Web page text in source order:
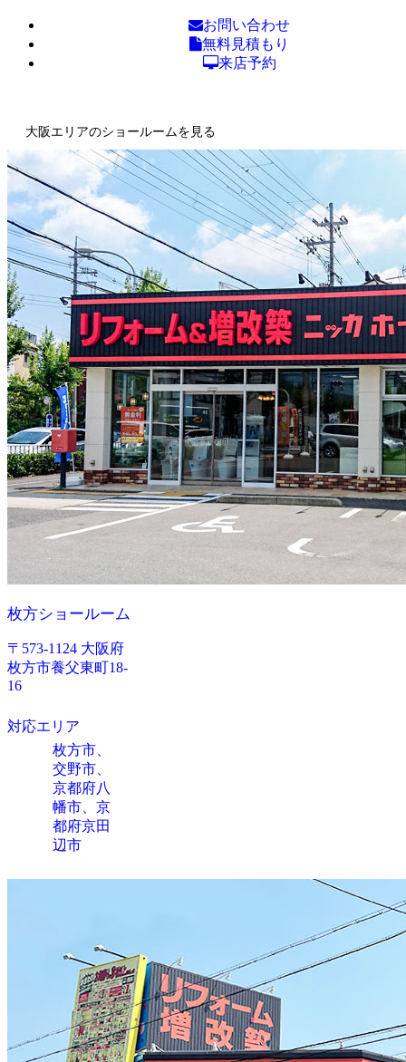
お問い合わせ
無料見積もり
来店予約
大阪エリアのショールームを見る
枚方ショールーム
〒573-1124 大阪府
枚方市養父東町18-
16
対応エリア
枚方市、
交野市、
京都府八
幡市、京
都府京田
辺市